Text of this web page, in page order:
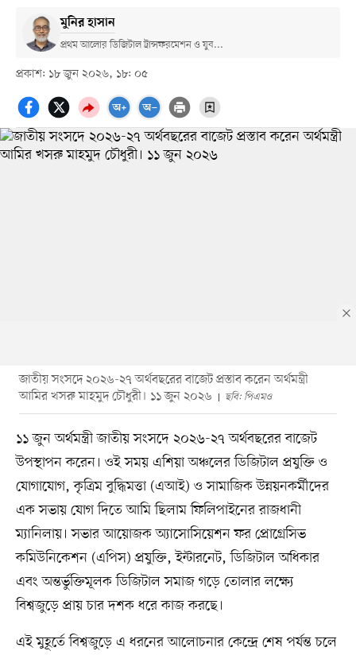
মুনির হাসান
প্রথম আলোর ডিজিটাল ট্রান্সফরমেশন ও যুব...
প্রকাশ: ১৮ জুন ২০২৬, ১৮: ০৫
জাতীয় সংসদে ২০২৬-২৭ অর্থবছরের বাজেট প্রস্তাব করেন অর্থমন্ত্রী
আমির খসরু মাহমুদ চৌধুরী। ১১ জুন ২০২৬
ছবি: পিএমও
১১ জুন অর্থমন্ত্রী জাতীয় সংসদে ২০২৬-২৭ অর্থবছরের বাজেট
উপস্থাপন করেন। ওই সময় এশিয়া অঞ্চলের ডিজিটাল প্রযুক্তি ও
যোগাযোগ, কৃত্রিম বুদ্ধিমত্তা (এআই) ও সামাজিক উন্নয়নকর্মীদের
এক সভায় যোগ দিতে আমি ছিলাম ফিলিপাইনের রাজধানী
ম্যানিলায়। সভার আয়োজক অ্যাসোসিয়েশন ফর প্রোগ্রেসিভ
কমিউনিকেশন (এপিস) প্রযুক্তি, ইন্টারনেট, ডিজিটাল অধিকার
এবং অন্তর্ভুক্তিমূলক ডিজিটাল সমাজ গড়ে তোলার লক্ষ্যে
বিশ্বজুড়ে প্রায় চার দশক ধরে কাজ করছে।
এই মুহূর্তে বিশ্বজুড়ে এ ধরনের আলোচনার কেন্দ্রে শেষ পর্যন্ত চলে